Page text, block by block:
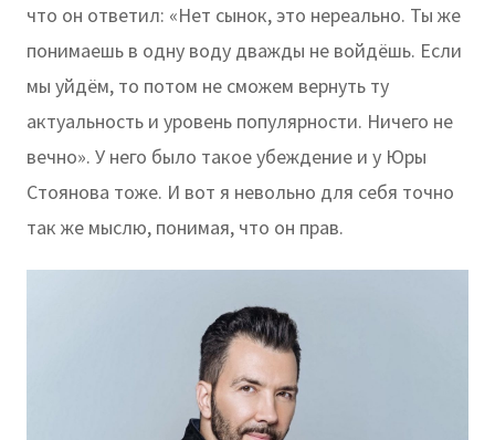
что он ответил: «Нет сынок, это нереально. Ты же
понимаешь в одну воду дважды не войдёшь. Если
мы уйдём, то потом не сможем вернуть ту
актуальность и уровень популярности. Ничего не
вечно». У него было такое убеждение и у Юры
Стоянова тоже. И вот я невольно для себя точно
так же мыслю, понимая, что он прав.